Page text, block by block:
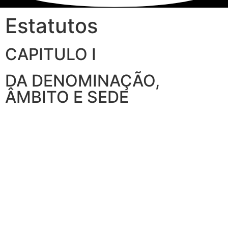
Estatutos
CAPITULO I
DA DENOMINAÇÃO,
ÂMBITO E SEDE